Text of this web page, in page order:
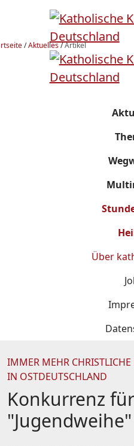
/Aktuelles/Artikel
Über
IMMER MEHR CHRISTLICHE
IN OSTDEUTSCHLAND
Konkurrenz
"Jugendweihe"